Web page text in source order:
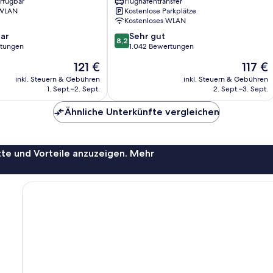
Der
Preis
beträgt
121 €
inkl. Steuern & Gebühren
1. Sept.–2. Sept.
East
Hospitality
Changi
Kostenlose Parkplätze
Kostenloses WLAN
8.2
von
Bewertungen
8,2 Sehr gut
1.042 Bewertungen
Der
Preis
beträgt
117 €
inkl. Steuern & Gebühren
2. Sept.–3. Sept.
Ähnliche Unterkünfte vergleichen
und Vorteile anzuzeigen. Mehr